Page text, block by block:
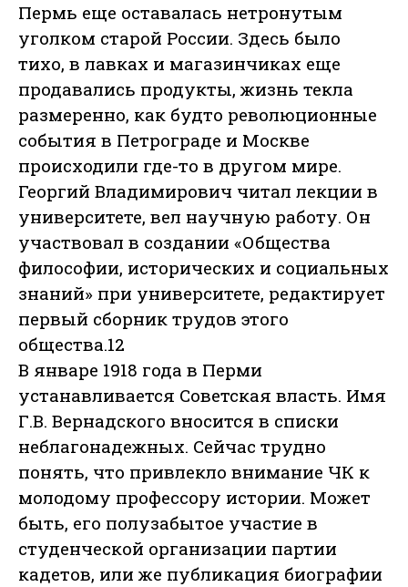
Пермь еще оставалась нетронутым
уголком старой России. Здесь было
тихо, в лавках и магазинчиках еще
продавались продукты, жизнь текла
размеренно, как будто революционные
события в Петрограде и Москве
происходили где-то в другом мире.
Георгий Владимирович читал лекции в
университете, вел научную работу. Он
участвовал в создании «Общества
философии, исторических и социальных
знаний» при университете, редактирует
первый сборник трудов этого
общества.12
В январе 1918 года в Перми
устанавливается Советская власть. Имя
Г.В. Вернадского вносится в списки
неблагонадежных. Сейчас трудно
понять, что привлекло внимание ЧК к
молодому профессору истории. Может
быть, его полузабытое участие в
студенческой организации партии
кадетов, или же публикация биографии